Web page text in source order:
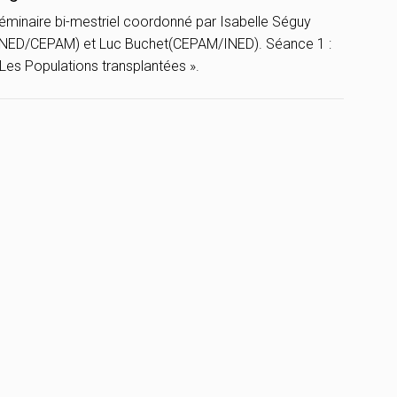
bi-mestriel coordonné par Isabelle Séguy
CEPAM) et Luc Buchet(CEPAM/INED). Séance 1 :
Populations transplantées ».